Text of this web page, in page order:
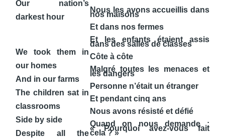
Our nation’s
darkest hour
We took them in
our homes
And in our farms
The children sat in
classrooms
Side by side
Despite all the
Nous les avons accueillis dans
nos maisons
Et dans nos fermes
Et les enfants étaient assis
dans des salles de classes
Côte à côte
Malgré toutes les menaces et
les dangers
Personne n’était un étranger
Et pendant cinq ans
Nous avons résisté et défié
Quand on nous demande :
« Pourquoi avez-vous fait
cela ? »